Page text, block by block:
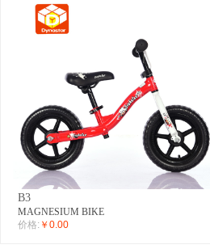
B3
MAGNESIUM BIKE
价格: ￥0.00